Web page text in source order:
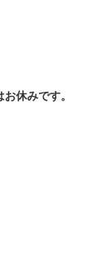
休みです。